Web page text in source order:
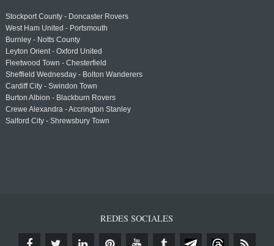
Stockport County - Doncaster Rovers
West Ham United - Portsmouth
Burnley - Notts County
Leyton Orient - Oxford United
Fleetwood Town - Chesterfield
Sheffield Wednesday - Bolton Wanderers
Cardiff City - Swindon Town
Burton Albion - Blackburn Rovers
Crewe Alexandra - Accrington Stanley
Salford City - Shrewsbury Town
REDES SOCIALES